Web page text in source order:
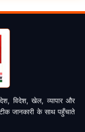
विदेश, खेल, व्यापार और
जानकारी के साथ पहुँचाते